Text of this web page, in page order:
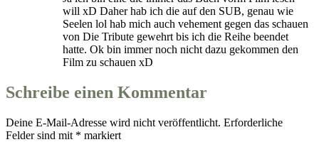
will xD Daher hab ich die auf den SUB, genau wie
Seelen lol hab mich auch vehement gegen das schauen
von Die Tribute gewehrt bis ich die Reihe beendet
hatte. Ok bin immer noch nicht dazu gekommen den
Film zu schauen xD
Schreibe einen Kommentar
Deine E-Mail-Adresse wird nicht veröffentlicht. Erforderliche
Felder sind mit * markiert